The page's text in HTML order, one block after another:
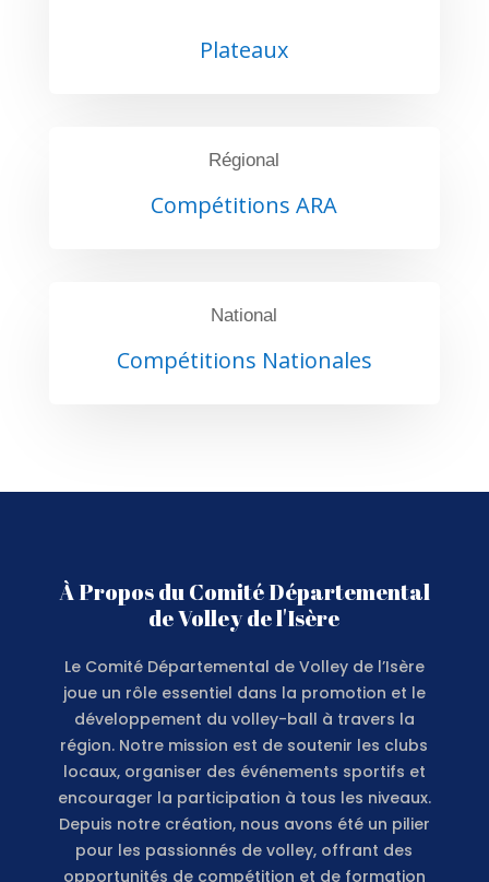
Plateaux
Régional
Compétitions ARA
National
Compétitions Nationales
À Propos du Comité Départemental
de Volley de l'Isère
Le Comité Départemental de Volley de l’Isère
joue un rôle essentiel dans la promotion et le
développement du volley-ball à travers la
région. Notre mission est de soutenir les clubs
locaux, organiser des événements sportifs et
encourager la participation à tous les niveaux.
Depuis notre création, nous avons été un pilier
pour les passionnés de volley, offrant des
opportunités de compétition et de formation